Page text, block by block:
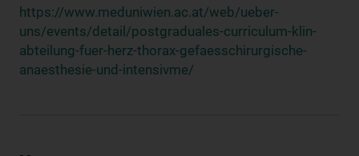
https://www.meduniwien.ac.at/web/ueber-
uns/events/detail/postgraduales-curriculum-klin-
abteilung-fuer-herz-thorax-gefaesschirurgische-
anaesthesie-und-intensivme/